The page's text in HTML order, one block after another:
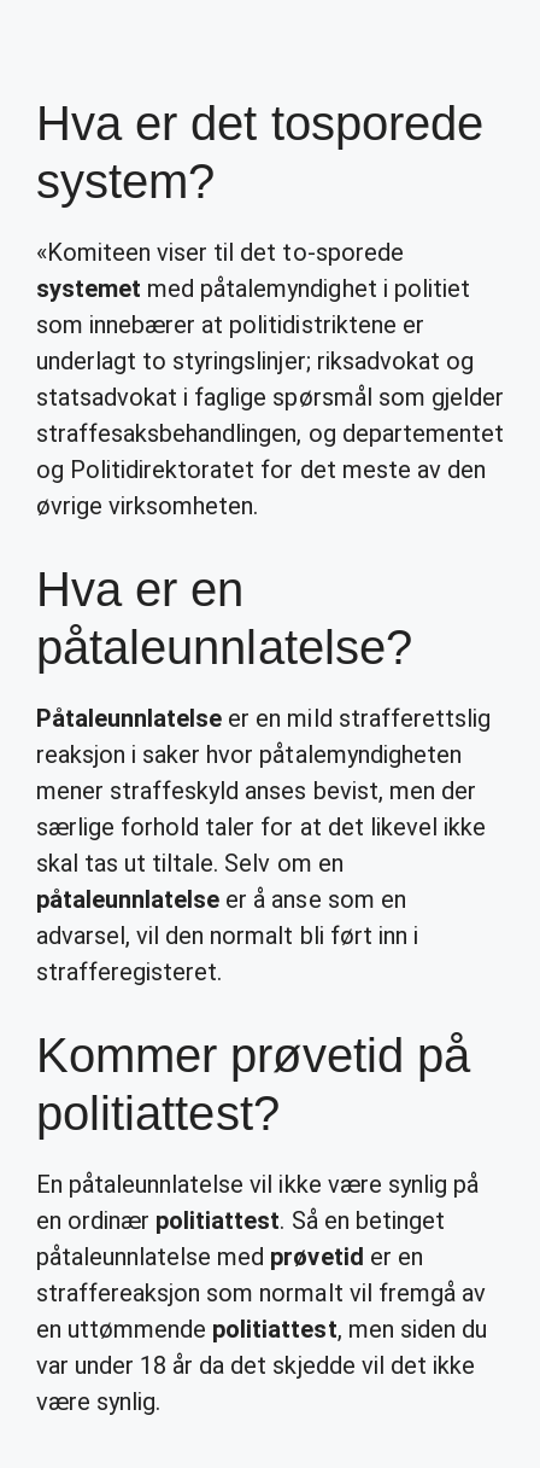
Hva er det tosporede
system?
«Komiteen viser til det to-sporede
systemet med påtalemyndighet i politiet
som innebærer at politidistriktene er
underlagt to styringslinjer; riksadvokat og
statsadvokat i faglige spørsmål som gjelder
straffesaksbehandlingen, og departementet
og Politidirektoratet for det meste av den
øvrige virksomheten.
Hva er en
påtaleunnlatelse?
Påtaleunnlatelse er en mild strafferettslig
reaksjon i saker hvor påtalemyndigheten
mener straffeskyld anses bevist, men der
særlige forhold taler for at det likevel ikke
skal tas ut tiltale. Selv om en
påtaleunnlatelse er å anse som en
advarsel, vil den normalt bli ført inn i
strafferegisteret.
Kommer prøvetid på
politiattest?
En påtaleunnlatelse vil ikke være synlig på
en ordinær politiattest. Så en betinget
påtaleunnlatelse med prøvetid er en
straffereaksjon som normalt vil fremgå av
en uttømmende politiattest, men siden du
var under 18 år da det skjedde vil det ikke
være synlig.